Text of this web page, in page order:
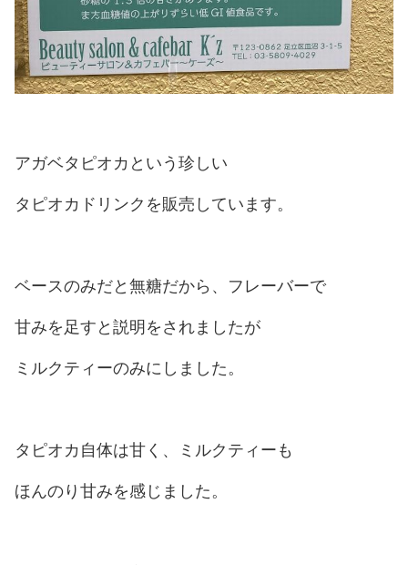
アガベタピオカという珍しい
タピオカドリンクを販売しています。
ベースのみだと無糖だから、フレーバーで
甘みを足すと説明をされましたが
ミルクティーのみにしました。
タピオカ自体は甘く、ミルクティーも
ほんのり甘みを感じました。